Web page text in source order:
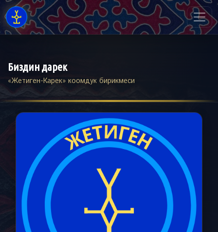
Биздин дарек
«Жетиген-Карек» коомдук бирикмеси